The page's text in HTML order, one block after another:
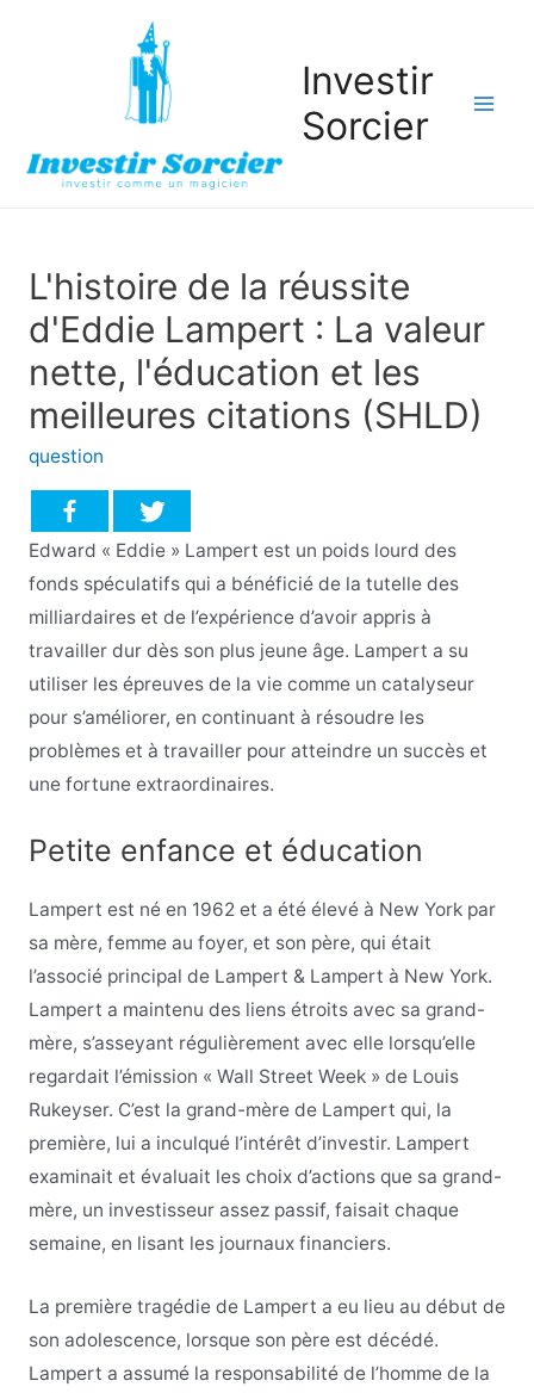
Investir
Sorcier
L'histoire de la réussite
d'Eddie Lampert : La valeur
nette, l'éducation et les
meilleures citations (SHLD)
question
Edward « Eddie » Lampert est un poids lourd des
fonds spéculatifs qui a bénéficié de la tutelle des
milliardaires et de l’expérience d’avoir appris à
travailler dur dès son plus jeune âge. Lampert a su
utiliser les épreuves de la vie comme un catalyseur
pour s’améliorer, en continuant à résoudre les
problèmes et à travailler pour atteindre un succès et
une fortune extraordinaires.
Petite enfance et éducation
Lampert est né en 1962 et a été élevé à New York par
sa mère, femme au foyer, et son père, qui était
l’associé principal de Lampert & Lampert à New York.
Lampert a maintenu des liens étroits avec sa grand-
mère, s’asseyant régulièrement avec elle lorsqu’elle
regardait l’émission « Wall Street Week » de Louis
Rukeyser. C’est la grand-mère de Lampert qui, la
première, lui a inculqué l’intérêt d’investir. Lampert
examinait et évaluait les choix d’actions que sa grand-
mère, un investisseur assez passif, faisait chaque
semaine, en lisant les journaux financiers.
La première tragédie de Lampert a eu lieu au début de
son adolescence, lorsque son père est décédé.
Lampert a assumé la responsabilité de l’homme de la